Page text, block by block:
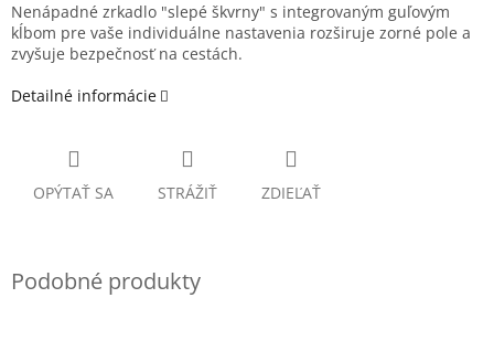
Nenápadné zrkadlo "slepé škvrny" s integrovaným guľovým
kĺbom pre vaše individuálne nastavenia rozširuje zorné pole a
zvyšuje bezpečnosť na cestách.
Detailné informácie
OPÝTAŤ SA STRÁŽIŤ ZDIEĽAŤ